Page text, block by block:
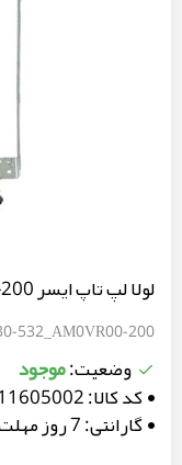
لولا لپ تاپ ایسر Aspire E1-570_AM0VR00-200
532_AM0VR00-200
وضعیت:موجود
کد کالا:
گارانتی:7 روز مهلت تست